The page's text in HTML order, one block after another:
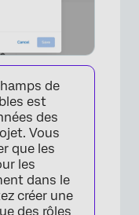
de
est
des
Vous
que les
les
dans le
créer une
des rôles